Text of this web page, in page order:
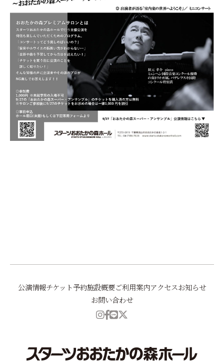
公演情報チケット予約施設概要ご利用案内アクセスお知らせ
お問い合わせ